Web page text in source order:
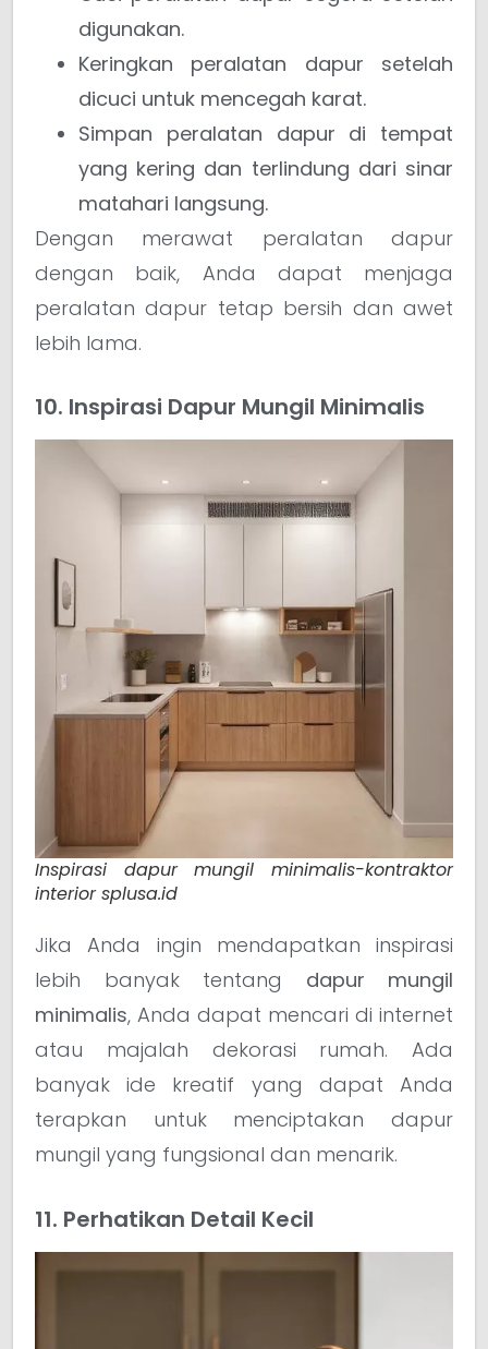
digunakan.
Keringkan peralatan dapur setelah
dicuci untuk mencegah karat.
Simpan peralatan dapur di tempat
yang kering dan terlindung dari sinar
matahari langsung.
Dengan merawat peralatan dapur
dengan baik, Anda dapat menjaga
peralatan dapur tetap bersih dan awet
lebih lama.
10. Inspirasi Dapur Mungil Minimalis
Inspirasi dapur mungil minimalis-kontraktor
interior splusa.id
Jika Anda ingin mendapatkan inspirasi
lebih banyak tentang dapur mungil
minimalis, Anda dapat mencari di internet
atau majalah dekorasi rumah. Ada
banyak ide kreatif yang dapat Anda
terapkan untuk menciptakan dapur
mungil yang fungsional dan menarik.
11. Perhatikan Detail Kecil